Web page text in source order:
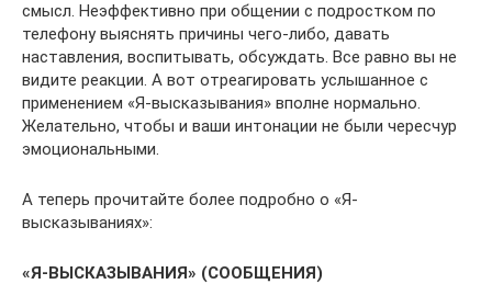
смысл. Неэффективно при общении с подростком по
телефону выяснять причины чего-либо, давать
наставления, воспитывать, обсуждать. Все равно вы не
видите реакции. А вот отреагировать услышанное с
применением «Я-высказывания» вполне нормально.
Желательно, чтобы и ваши интонации не были чересчур
эмоциональными.
А теперь прочитайте более подробно о «Я-
высказываниях»:
«Я-ВЫСКАЗЫВАНИЯ» (СООБЩЕНИЯ)